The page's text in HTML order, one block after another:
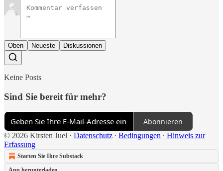
Oben Neueste Diskussionen
Keine Posts
Sind Sie bereit für mehr?
Abonnieren
© 2026 Kirsten Juel · Datenschutz ∙ Bedingungen ∙ Hinweis zur
Erfassung
Starten Sie Ihre Substack